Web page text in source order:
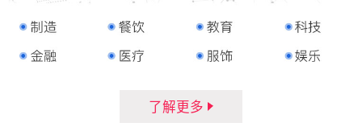
了解更多